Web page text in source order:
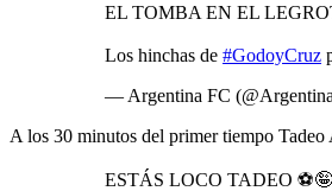
EL TOMBA EN EL
Los hinchas de #GodoyCruz
— Argentina FC
A los 30 minutos del primer tiempo
ESTÁS LOCO TADEO ⚽️🤪